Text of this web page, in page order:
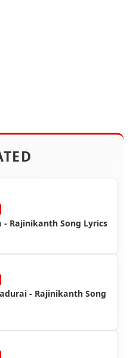
- Rajinikanth Song Lyrics
- Rajinikanth Song